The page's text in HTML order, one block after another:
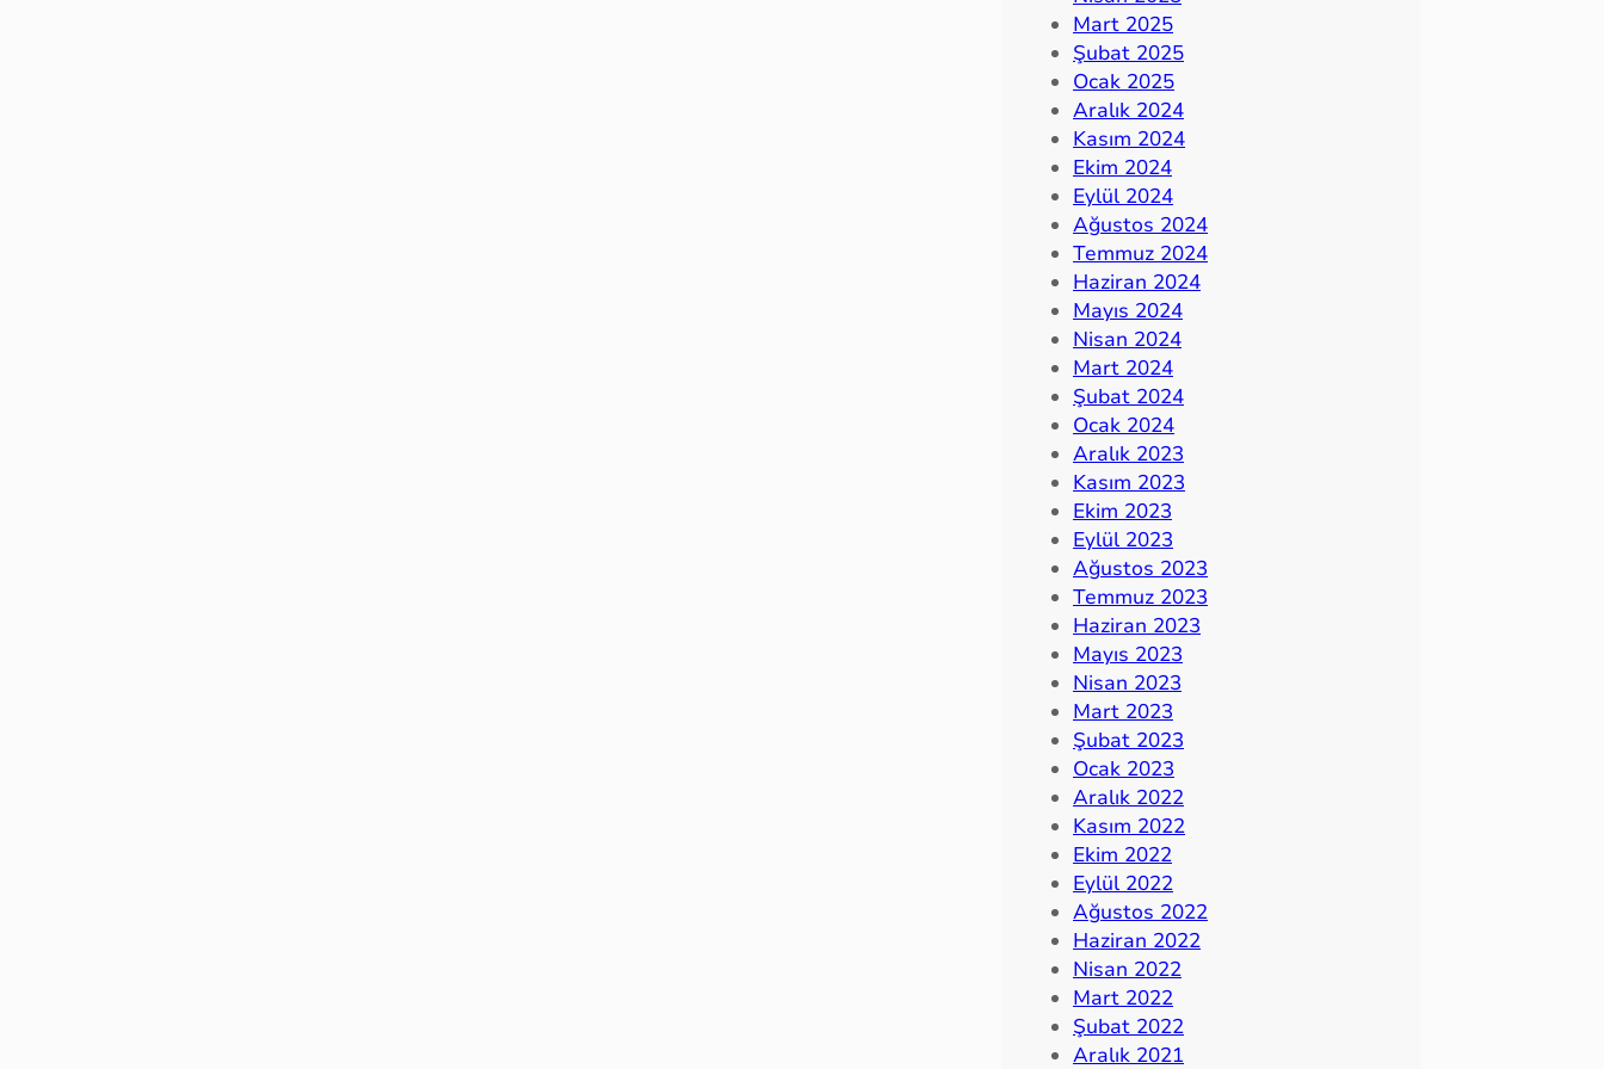
Mart 2025
Şubat 2025
Ocak 2025
Aralık 2024
Kasım 2024
Ekim 2024
Eylül 2024
Ağustos 2024
Temmuz 2024
Haziran 2024
Mayıs 2024
Nisan 2024
Mart 2024
Şubat 2024
Ocak 2024
Aralık 2023
Kasım 2023
Ekim 2023
Eylül 2023
Ağustos 2023
Temmuz 2023
Haziran 2023
Mayıs 2023
Nisan 2023
Mart 2023
Şubat 2023
Ocak 2023
Aralık 2022
Kasım 2022
Ekim 2022
Eylül 2022
Ağustos 2022
Haziran 2022
Nisan 2022
Mart 2022
Şubat 2022
Aralık 2021